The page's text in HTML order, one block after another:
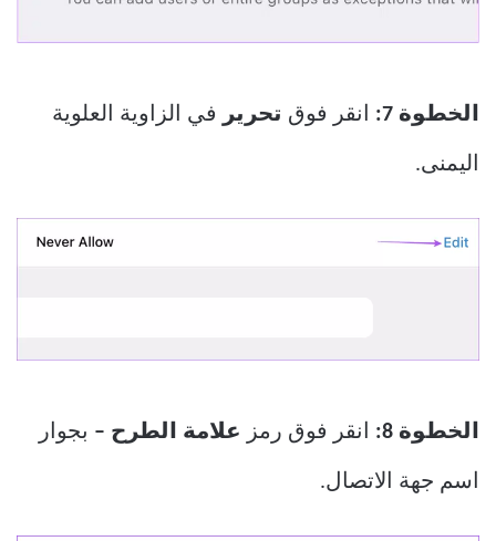
الخطوة 7: انقر فوق تحرير في الزاوية العلوية
اليمنى.
الخطوة 8: انقر فوق رمز علامة الطرح – بجوار
اسم جهة الاتصال.